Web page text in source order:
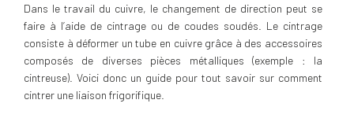
Dans le travail du cuivre, le changement de direction peut se
faire à l’aide de cintrage ou de coudes soudés. Le cintrage
consiste à déformer un tube en cuivre grâce à des accessoires
composés de diverses pièces métalliques (exemple : la
cintreuse). Voici donc un guide pour tout savoir sur comment
cintrer une liaison frigorifique.